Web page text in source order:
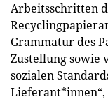
Arbeitsschritten
Grammatur des
Zustellung sowie
sozialen